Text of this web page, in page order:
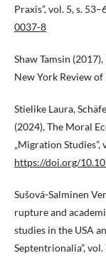
Praxis”, vol. 5, s.
0037-8
Shaw Tamsin
New York Review of
Stielike Laura,
(2024), The Moral
„Migration Studies”,
https://doi.org/
Sušová-Salminen
rupture and
studies in the USA
Septentrionalia”,